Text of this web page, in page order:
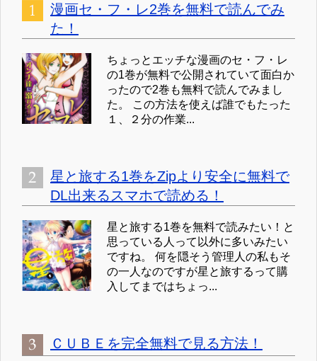
漫画セ・フ・レ2巻を無料で読んでみ
た！
ちょっとエッチな漫画のセ・フ・レ
の1巻が無料で公開されていて面白か
ったので2巻も無料で読んでみまし
た。 この方法を使えば誰でもたった
１、２分の作業...
星と旅する1巻をZipより安全に無料で
DL出来るスマホで読める！
星と旅する1巻を無料で読みたい！と
思っている人って以外に多いみたい
ですね。 何を隠そう管理人の私もそ
の一人なのですが星と旅するって購
入してまではちょっ...
ＣＵＢＥを完全無料で見る方法！